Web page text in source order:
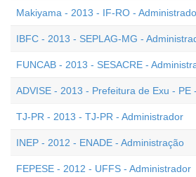
Makiyama - 2013 - IF-RO -
IBFC - 2013 - SEPLAG-MG -
FUNCAB - 2013 - SESACRE -
ADVISE - 2013 - Prefeitura de Exu - PE
TJ-PR - 2013 - TJ-PR - Administrador
INEP - 2012 - ENADE - Administração
FEPESE - 2012 - UFFS - Administrador